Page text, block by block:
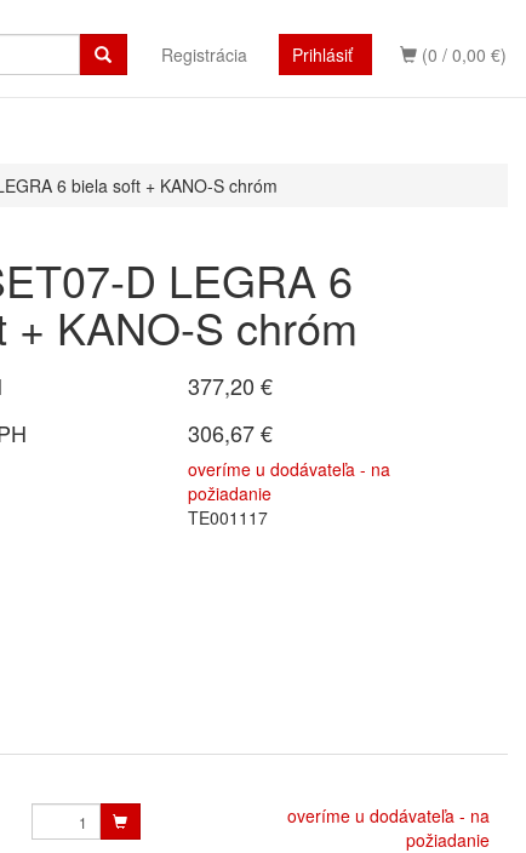
(0 / 0,00 €)
Registrácia Prihlásiť
6 biela soft + KANO-S chróm
D LEGRA 6
+ KANO-S chróm
377,20 €
306,67 €
overíme u dodávateľa - na
požiadanie
TE001117
overíme u dodávateľa - na
požiadanie